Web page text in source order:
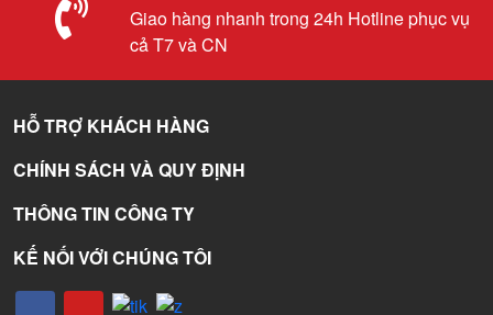
Giao hàng nhanh trong 24h Hotline phục vụ
cả T7 và CN
HỖ TRỢ KHÁCH HÀNG
CHÍNH SÁCH VÀ QUY ĐỊNH
THÔNG TIN CÔNG TY
KẾ NỐI VỚI CHÚNG TÔI